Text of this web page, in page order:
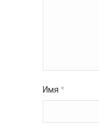
Имя *